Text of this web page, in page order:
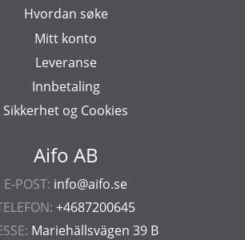
Aifo AB
E-POST: info@aifo.se
+4687200645
Mariehällsvägen 39 B
Hvordan søke
Mitt konto
Leveranse
Innbetaling
Sikkerhet og Cookies